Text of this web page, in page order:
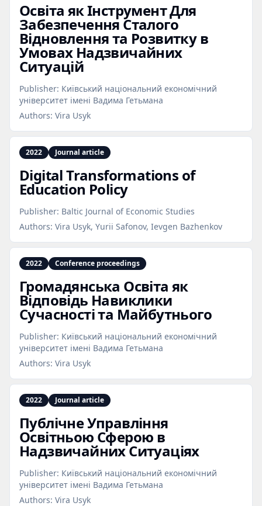
Освіта як Інструмент Для
Забезпечення Сталого
Відновлення та Розвитку в
Умовах Надзвичайних
Ситуацій
Publisher: Київський національний економічний
університет імені Вадима Гетьмана
Authors: Vira Usyk
2022 Journal article
Digital Transformations of
Education Policy
Publisher: Baltic Journal of Economic Studies
Authors: Vira Usyk, Yurii Safonov, Ievgen Bazhenkov
2022 Conference proceedings
Громадянська Освіта як
Відповідь Навиклики
Сучасності та Майбутнього
Publisher: Київський національний економічний
університет імені Вадима Гетьмана
Authors: Vira Usyk
2022 Journal article
Публічне Управління
Освітньою Сферою в
Надзвичайних Ситуаціях
Publisher: Київський національний економічний
університет імені Вадима Гетьмана
Authors: Vira Usyk